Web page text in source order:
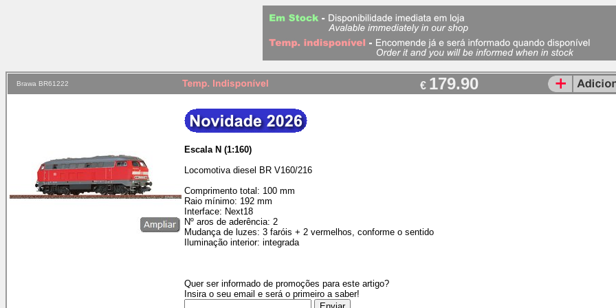
Brawa BR61222 € 179.90
Escala N (1:160)
Locomotiva diesel BR V160/216
Comprimento total: 100 mm
Raio mínimo: 192 mm
Interface: Next18
Nº aros de aderência: 2
Mudança de luzes: 3 faróis + 2 vermelhos, conforme o sentido
Iluminação interior: integrada
Quer ser informado de promoções para este artigo?
Insira o seu email e será o primeiro a saber!